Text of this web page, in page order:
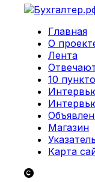
Главная
О
Лента
10
Магазин
Указатель
Карта